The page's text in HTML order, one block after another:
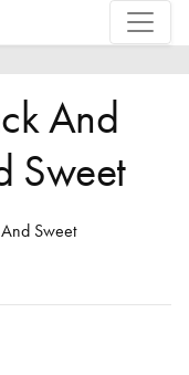
And
Sweet